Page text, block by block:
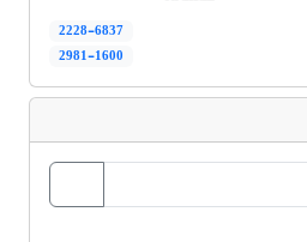
2228-6837
2981-1600